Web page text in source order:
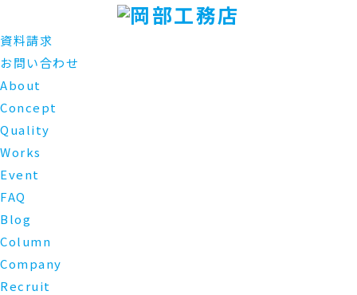
資料請求
お問い合わせ
About
Concept
Quality
Works
Event
FAQ
Blog
Column
Company
Recruit